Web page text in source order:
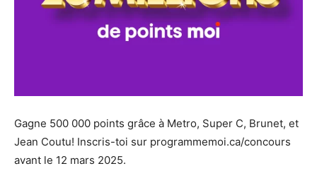
Gagne 500 000 points grâce à Metro, Super C, Brunet, et
Jean Coutu! Inscris-toi sur programmemoi.ca/concours
avant le 12 mars 2025.